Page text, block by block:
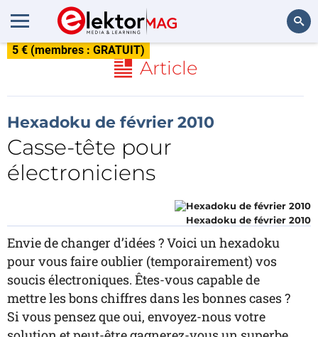
5 € (membres : GRATUIT)
Article
Hexadoku de février 2010
Casse-tête pour
électroniciens
Hexadoku de février 2010
Envie de changer d’idées ? Voici un hexadoku
pour vous faire oublier (temporairement) vos
soucis électroniques. Êtes-vous capable de
mettre les bons chiffres dans les bonnes cases ?
Si vous pensez que oui, envoyez-nous votre